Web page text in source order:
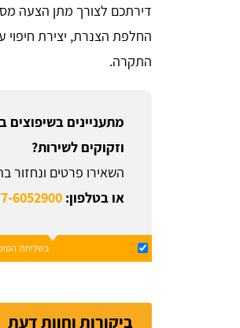
דירתכם לצורך מתן הצעה
החלפת הצנרת, יצירת חיפוי
התקרה.
מתעניינים בשיפוצים
וזקוקים לשירות?
השאירו פרטים ונחזור
או בטלפון: 6052900
בשליחת
ביקורות וחוות דעת